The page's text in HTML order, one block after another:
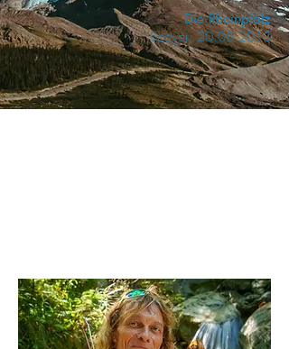
Die Rheinpfalz
Speyer, 20.08.2013